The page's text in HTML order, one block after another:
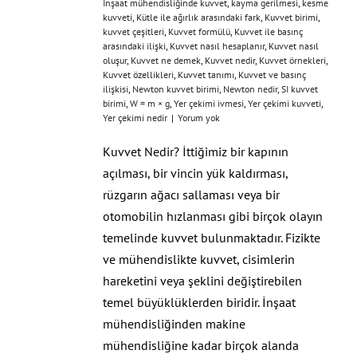
İnşaat mühendisliğinde kuvvet kayma gerilmesi kesme
kuvveti Kütle ile ağırlık arasındaki fark Kuvvet birimi
kuvvet çeşitleri Kuvvet formülü Kuvvet ile basınç
arasındaki ilişki Kuvvet nasıl hesaplanır, Kuvvet nasıl
oluşur, Kuvvet ne demek Kuvvet nedir, Kuvvet örnekleri
Kuvvet özellikleri Kuvvet tanımı Kuvvet ve basınç
ilişkisi Newton kuvvet birimi Newton nedir, SI kuvvet
birimi W = m × g Yer çekimi ivmesi Yer çekimi kuvveti
Yer çekimi nedir | Yorum yok
Kuvvet Nedir? İttiğimiz bir kapının
açılması, bir vincin yük kaldırması,
rüzgarın ağacı sallaması veya bir
otomobilin hızlanması gibi birçok olayın
temelinde kuvvet bulunmaktadır. Fizikte
ve mühendislikte kuvvet, cisimlerin
hareketini veya şeklini değiştirebilen
temel büyüklüklerden biridir. İnşaat
mühendisliğinden makine
mühendisliğine kadar birçok alanda